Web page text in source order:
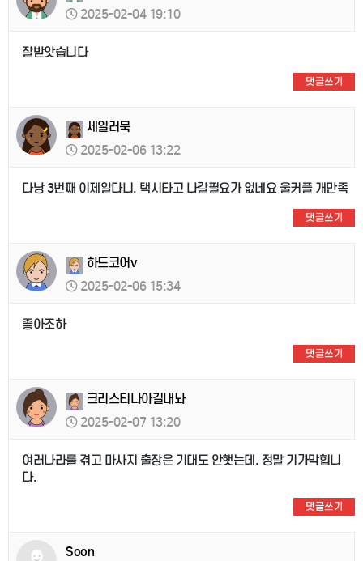
2025-02-04 19:10
잘받앗습니다
댓글쓰기
세일러묵
2025-02-06 13:22
다낭 3번째 이제알다니. 택시타고 나갈필요가 없네요 울커플 개만족
댓글쓰기
하드코어v
2025-02-06 15:34
좋아조하
댓글쓰기
크리스티나아길내놔
2025-02-07 13:20
여러나라를 겪고 마사지 출장은 기대도 안햇는데. 정말 기가막힙니
다.
댓글쓰기
Soon